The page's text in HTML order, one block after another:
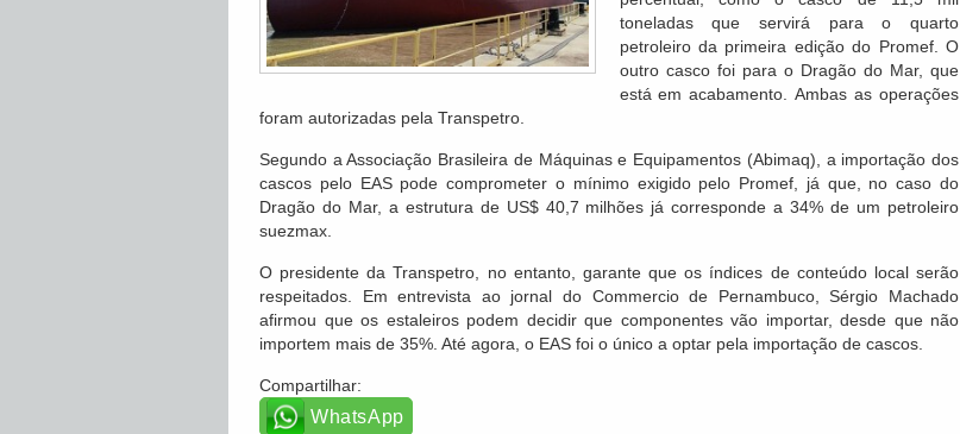
toneladas que servirá para o quarto
petroleiro da primeira edição do Promef. O
outro casco foi para o Dragão do Mar, que
está em acabamento. Ambas as operações
foram autorizadas pela Transpetro.
Segundo a Associação Brasileira de Máquinas e Equipamentos (Abimaq), a importação dos
cascos pelo EAS pode comprometer o mínimo exigido pelo Promef, já que, no caso do
Dragão do Mar, a estrutura de US$ 40,7 milhões já corresponde a 34% de um petroleiro
suezmax.
O presidente da Transpetro, no entanto, garante que os índices de conteúdo local serão
respeitados. Em entrevista ao jornal do Commercio de Pernambuco, Sérgio Machado
afirmou que os estaleiros podem decidir que componentes vão importar, desde que não
importem mais de 35%. Até agora, o EAS foi o único a optar pela importação de cascos.
Compartilhar:
WhatsApp